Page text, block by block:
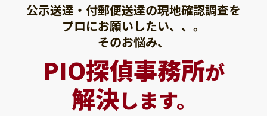
公示送達・付郵便送達の現地確認調査を
プロにお願いしたい、、。
そのお悩み、
PIO探偵事務所が
解決します。